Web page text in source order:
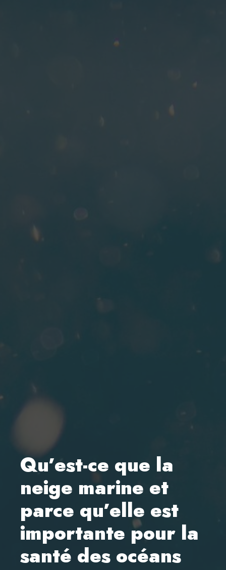
Qu’est-ce que la
neige marine et
parce qu’elle est
importante pour la
santé des océans